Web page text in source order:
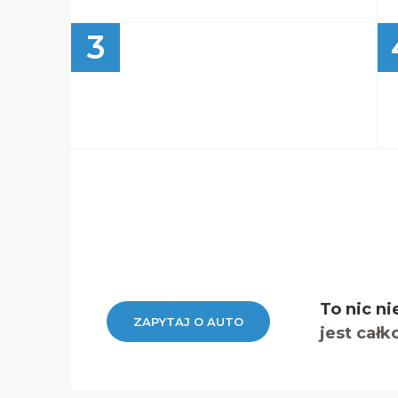
3
ZAPYTAJ O AUTO
To nic
jest